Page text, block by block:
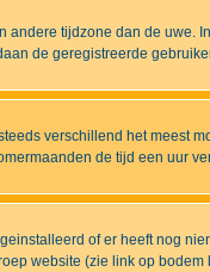
tijdzone dan de
de geregistreerde
verschillend het
de tijd een uur
of er heeft nog
website (zie link op bodem